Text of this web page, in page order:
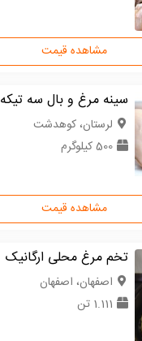
مشاهده قیمت
سینه مرغ و بال سه تیکه
لرستان، کوهدشت
500 کیلوگرم
مشاهده قیمت
تخم مرغ محلی ارگانیک
اصفهان، اصفهان
1.111 تن